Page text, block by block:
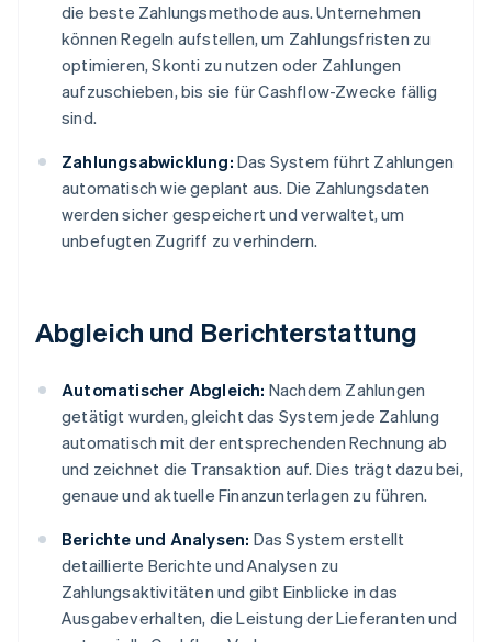
die beste Zahlungsmethode aus. Unternehmen
können Regeln aufstellen, um Zahlungsfristen zu
optimieren, Skonti zu nutzen oder Zahlungen
aufzuschieben, bis sie für Cashflow-Zwecke fällig
sind.
Zahlungsabwicklung: Das System führt Zahlungen
automatisch wie geplant aus. Die Zahlungsdaten
werden sicher gespeichert und verwaltet, um
unbefugten Zugriff zu verhindern.
Abgleich und Berichterstattung
Automatischer Abgleich: Nachdem Zahlungen
getätigt wurden, gleicht das System jede Zahlung
automatisch mit der entsprechenden Rechnung ab
und zeichnet die Transaktion auf. Dies trägt dazu bei,
genaue und aktuelle Finanzunterlagen zu führen.
Berichte und Analysen: Das System erstellt
detaillierte Berichte und Analysen zu
Zahlungsaktivitäten und gibt Einblicke in das
Ausgabeverhalten, die Leistung der Lieferanten und